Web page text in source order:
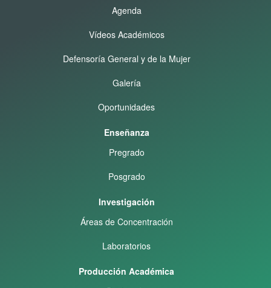
Agenda
Vídeos Académicos
Defensoría General y de la Mujer
Galería
Oportunidades
Enseñanza
Pregrado
Posgrado
Investigación
Áreas de Concentración
Laboratorios
Producción Académica